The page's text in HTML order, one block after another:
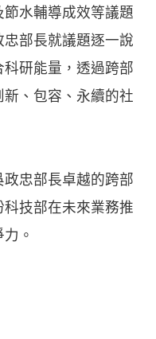
水輔導成效等議題
部長就議題逐一說
研能量，透過跨部
、包容、永續的社
忠部長卓越的跨部
技部在未來業務推
。